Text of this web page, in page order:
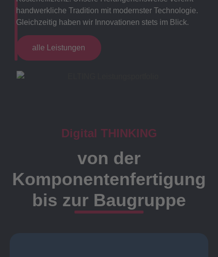
handwerkliche Tradition mit modernster Technologie.
Gleichzeitig haben wir Innovationen stets im Blick.
alle Leistungen
Digital THINKING
von der
Komponentenfertigung
bis zur Baugruppe